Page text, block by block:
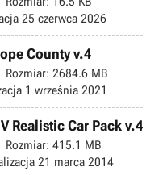
25 czerwca 2026
County v.4
Rozmiar: 2684.6 MB
1 września 2021
Realistic Car Pack v.4
Rozmiar: 415.1 MB
21 marca 2014